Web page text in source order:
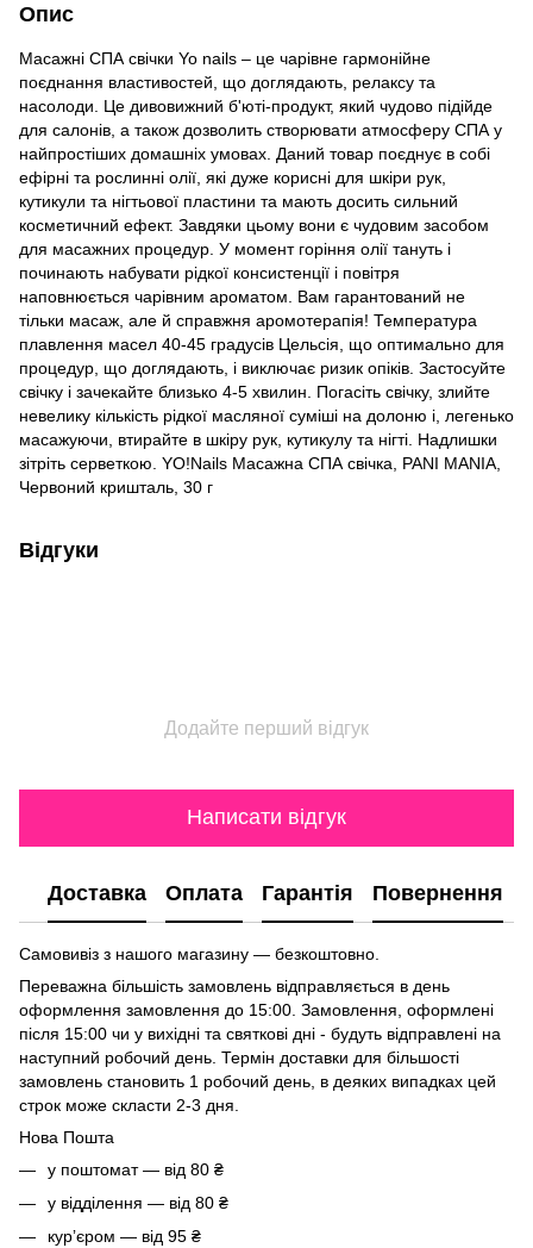
Опис
Масажні СПА свічки Yo nails – це чарівне гармонійне
поєднання властивостей, що доглядають, релаксу та
насолоди. Це дивовижний б'юті-продукт, який чудово підійде
для салонів, а також дозволить створювати атмосферу СПА у
найпростіших домашніх умовах. Даний товар поєднує в собі
ефірні та рослинні олії, які дуже корисні для шкіри рук,
кутикули та нігтьової пластини та мають досить сильний
косметичний ефект. Завдяки цьому вони є чудовим засобом
для масажних процедур. У момент горіння олії тануть і
починають набувати рідкої консистенції і повітря
наповнюється чарівним ароматом. Вам гарантований не
тільки масаж, але й справжня аромотерапія! Температура
плавлення масел 40-45 градусів Цельсія, що оптимально для
процедур, що доглядають, і виключає ризик опіків. Застосуйте
свічку і зачекайте близько 4-5 хвилин. Погасіть свічку, злийте
невелику кількість рідкої масляної суміші на долоню і, легенько
масажуючи, втирайте в шкіру рук, кутикулу та нігті. Надлишки
зітріть серветкою. YO!Nails Масажна СПА свічка, PANI MANIA,
Червоний кришталь, 30 г
Відгуки
Додайте перший відгук
Написати відгук
Доставка Оплата Гарантія Повернення
Самовивіз з нашого магазину — безкоштовно.
Переважна більшість замовлень відправляється в день
оформлення замовлення до 15:00. Замовлення, оформлені
після 15:00 чи у вихідні та святкові дні - будуть відправлені на
наступний робочий день. Термін доставки для більшості
замовлень становить 1 робочий день, в деяких випадках цей
строк може скласти 2-3 дня.
Нова Пошта
у поштомат — від 80 ₴
у відділення — від 80 ₴
курʼєром — від 95 ₴